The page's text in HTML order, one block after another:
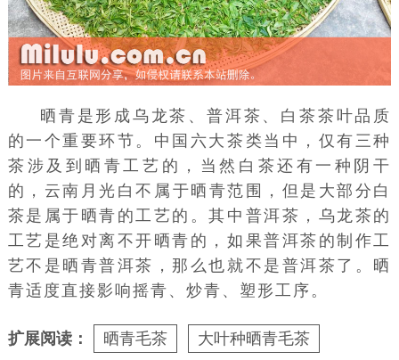
晒青是形成乌龙茶 、普洱茶、白茶茶叶品质
的一个重要环节。中国六大茶类当中，仅有三种
茶涉及到晒青工艺的，当然白茶还有一种阴干
的， 云南 月光白不属于晒青范围，但是大部分白
茶是属于晒青的工艺的。其中 普洱茶 ，乌龙茶的
工艺是绝对离不开晒青的，如果普洱茶的制作工
艺不是晒青普洱茶，那么也就不是普洱茶了。晒
青适度直接影响摇青、炒青、塑形工序。
扩展阅读： 晒青毛茶 大叶种晒青毛茶